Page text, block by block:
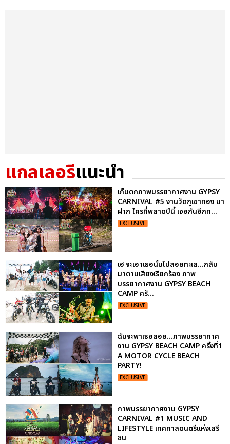
แกลเลอรีแนะนำ
เก็บตกภาพบรรยากาศงาน GYPSY
CARNIVAL #5 งานวัดภูเขาทอง มา
ฝาก ใครที่พลาดปีนี้ เจอกันอีกท...
EXCLUSIVE
เฮ จะเอาเธอนั้นไปลอยทะเล...กลับ
มาตามเสียงเรียกร้อง ภาพ
บรรยากาศงาน GYPSY BEACH
CAMP ครั...
EXCLUSIVE
ฉันจะพาเธอลอย...ภาพบรรยากาศ
งาน GYPSY BEACH CAMP ครั้งที่1
A MOTOR CYCLE BEACH
PARTY!
EXCLUSIVE
ภาพบรรยากาศงาน GYPSY
CARNIVAL #1 MUSIC AND
LIFESTYLE เทศกาลดนตรีแห่งเสรี
ชน